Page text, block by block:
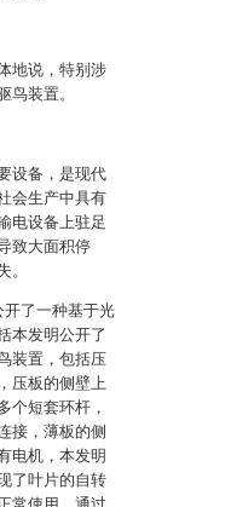
地说，特别涉
鸟装置。
设备，是现代
会生产中具有
电设备上驻足
致大面积停
。
开了一种基于光
本发明公开了
装置，包括压
压板的侧壁上
个短套环杆，
接，薄板的侧
电机，本发明
了叶片的自转